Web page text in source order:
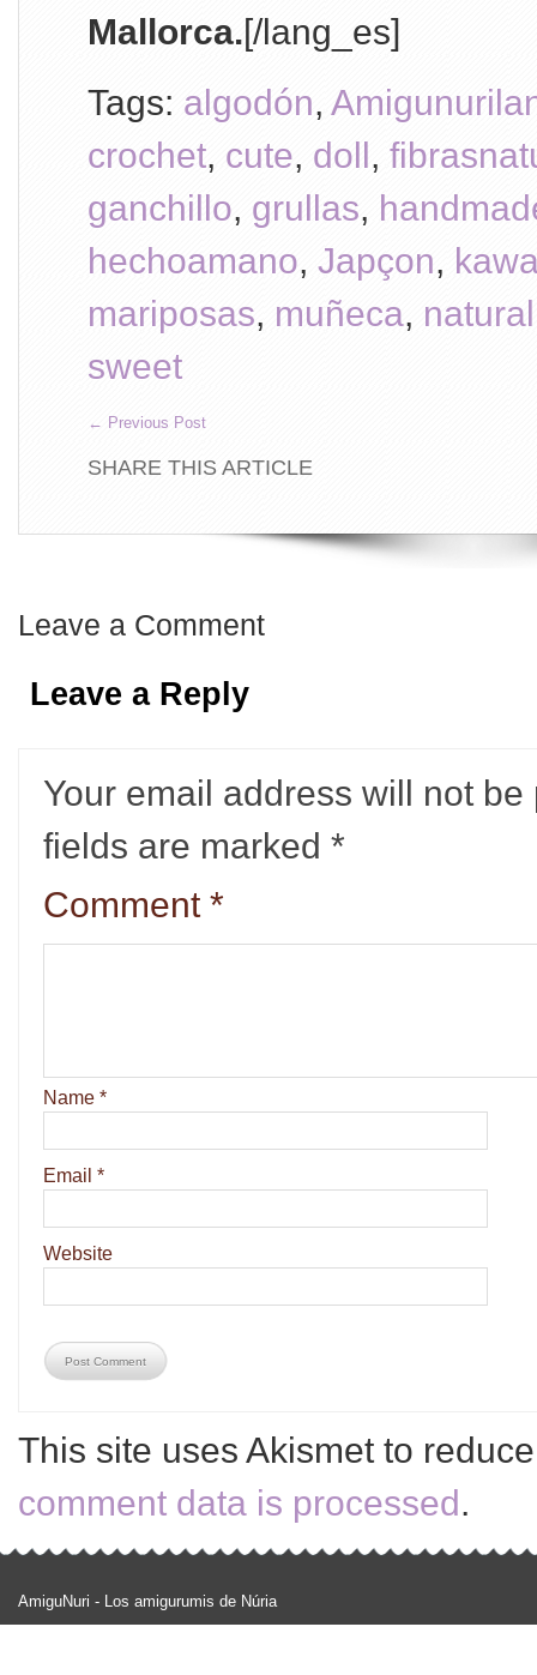
Mallorca.[/lang_es]
Tags: algodón,
crochet, cute, doll,
ganchillo, grullas,
hechoamano, Japçon,
mariposas, muñeca, natural
sweet
← Previous Post
SHARE THIS ARTICLE
Leave a Comment
Leave a Reply
Your email address will not be
fields are marked *
Comment *
Name *
Email *
Website
This site uses Akismet to
comment data is processed.
AmiguNuri - Los amigurumis de Núria